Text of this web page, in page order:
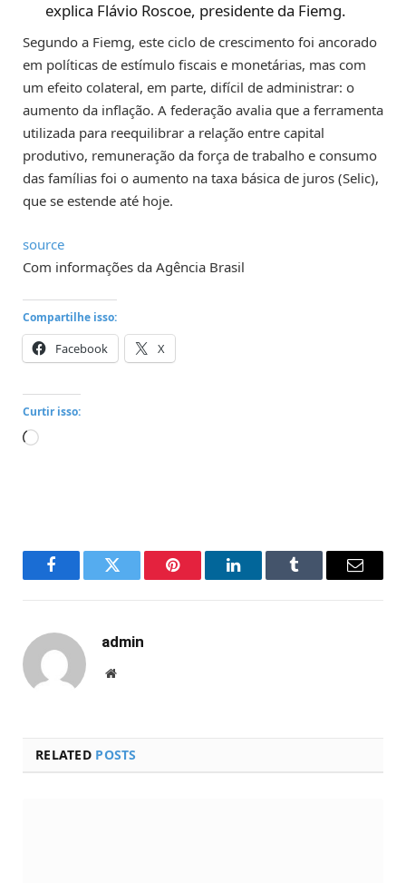
explica Flávio Roscoe, presidente da Fiemg.
Segundo a Fiemg, este ciclo de crescimento foi ancorado
em políticas de estímulo fiscais e monetárias, mas com
um efeito colateral, em parte, difícil de administrar: o
aumento da inflação. A federação avalia que a ferramenta
utilizada para reequilibrar a relação entre capital
produtivo, remuneração da força de trabalho e consumo
das famílias foi o aumento na taxa básica de juros (Selic),
que se estende até hoje.
source
Com informações da Agência Brasil
Compartilhe isso:
Facebook X
Curtir isso:
Carregando...
FacebookTwitter Pinterest LinkedInTumblr Email
admin
Website
RELATED POSTS